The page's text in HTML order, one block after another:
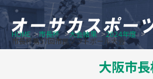
HOME 市長杯 大会結果 2024年度
市長杯第57回市民ソフトボール大会
大阪市